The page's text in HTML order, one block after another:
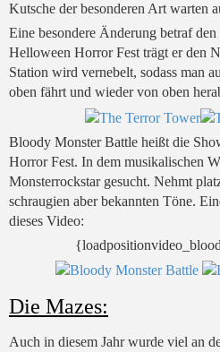
Kutsche der besonderen Art warten
Eine besondere Änderung betraf
Helloween Horror Fest trägt er den
Station wird vernebelt, sodass man
oben fährt und wieder von oben
Bloody Monster Battle heißt die
Horror Fest. In dem musikalischen
Monsterrockstar gesucht. Nehmt
schraugien aber bekannten Töne.
dieses Video:
Die Mazes:
Auch in diesem Jahr wurde viel an